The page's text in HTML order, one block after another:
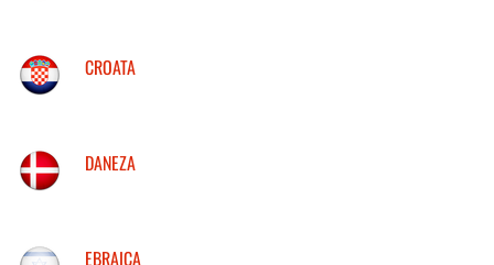
CROATA
DANEZA
EBRAICA